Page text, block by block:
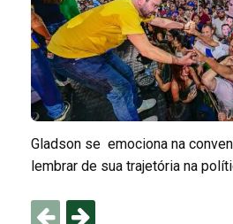
Gladson se emociona na
lembrar de sua trajetória na